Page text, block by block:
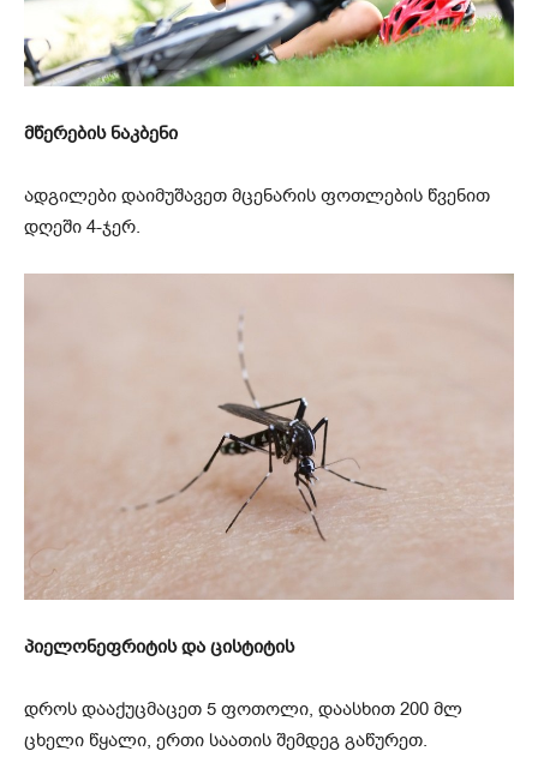
მწერების ნაკბენი
ადგილები დაიმუშავეთ მცენარის ფოთლების წვენით
დღეში 4-ჯერ.
პიელონეფრიტის და ცისტიტის
დროს დააქუცმაცეთ 5 ფოთოლი, დაასხით 200 მლ
ცხელი წყალი, ერთი საათის შემდეგ გაწურეთ.